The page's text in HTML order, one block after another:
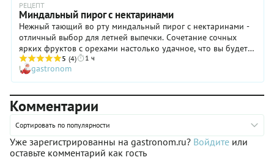
РЕЦЕПТ
Миндальный пирог с нектаринами
Нежный тающий во рту миндальный пирог с нектаринами -
отличный выбор для летней выпечки. Сочетание сочных
ярких фруктов с орехами настолько удачное, что вы будете
готовить его снова и снова. С персиками и абрикосами тоже
получится неплохо, но предпочтительно выбирать именно
нектарины. С них гораздо удобнее снимать кожицу. Чтобы
усилить аромат орехов, добавьте буквально несколько
капель миндального экстракта в тесто и используйте вместо
обычного сахара – коричневый. Вам наверняка захочется
приготовить пирог зимой. В этом случае просто добавляйте
в начинку консервированные персики. Так тоже можно.
5 (4) 1 ч
gastronom
Комментарии
Сортировать по популярности
Уже зарегистрированны на gastronom.ru? Войдите или
оставьте комментарий как гость